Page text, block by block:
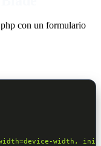
con un formulario
width,